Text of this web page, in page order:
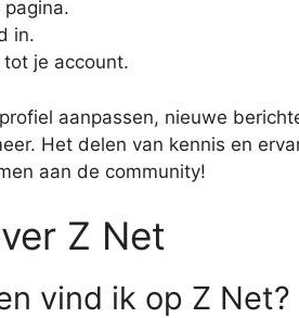
pagina.
in.
tot je account.
aanpassen, nieuwe
Het delen van kennis en
aan de community!
Z Net
vind ik op Z Net?